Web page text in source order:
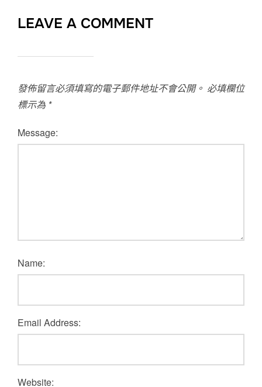
LEAVE A COMMENT
發佈留言必須填寫的電子郵件地址不會公開。 必填欄位
標示為 *
Message:
Name:
Email Address:
Website: